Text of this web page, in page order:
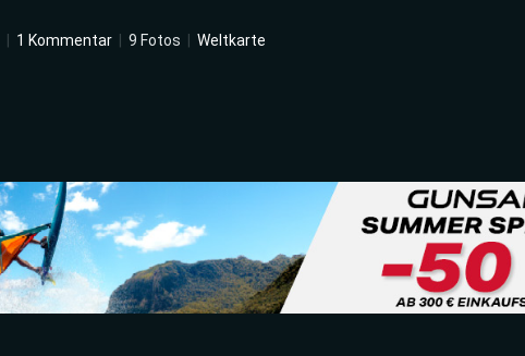
1 Kommentar 9 Fotos Weltkarte